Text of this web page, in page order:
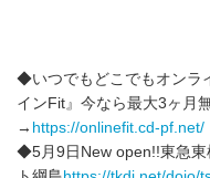
◆いつでもどこでもオンラ
インFit』‬‪今なら‬最大3ヶ月
→ https://onlinefit.cd-pf.net/
◆5月9日New open!!東急東